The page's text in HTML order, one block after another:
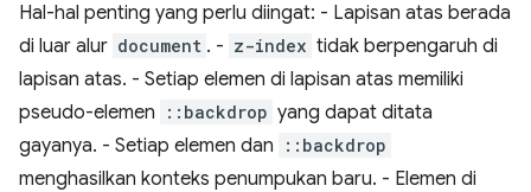
Hal-hal penting yang perlu diingat: - Lapisan atas berada
di luar alur document . - z-index tidak berpengaruh di
lapisan atas. - Setiap elemen di lapisan atas memiliki
pseudo-elemen
::backdrop yang dapat ditata
gayanya. - Setiap elemen dan
::backdrop
menghasilkan konteks penumpukan baru. - Elemen di